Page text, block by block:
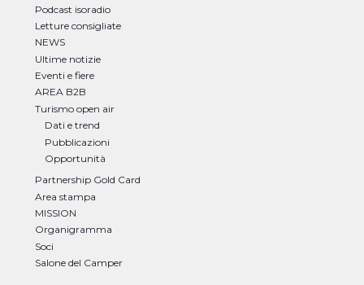
Podcast isoradio
Letture consigliate
NEWS
Ultime notizie
Eventi e fiere
AREA B2B
Turismo open air
Dati e trend
Pubblicazioni
Opportunità
Partnership Gold Card
Area stampa
MISSION
Organigramma
Soci
Salone del Camper